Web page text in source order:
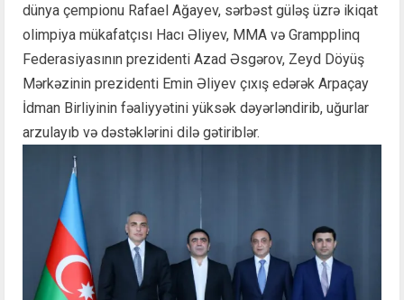
dünya çempionu Rafael Ağayev, sərbəst güləş üzrə ikiqat
olimpiya mükafatçısı Hacı Əliyev, MMA və Grampplinq
Federasiyasının prezidenti Azad Əsgərov, Zeyd Döyüş
Mərkəzinin prezidenti Emin Əliyev çıxış edərək Arpaçay
İdman Birliyinin fəaliyyətini yüksək dəyərləndirib, uğurlar
arzulayıb və dəstəklərini dilə gətiriblər.